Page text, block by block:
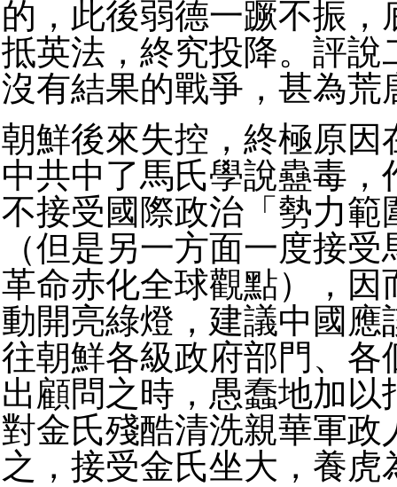
的，此後弱德一蹶不振，
抵英法，終究投降。評說
沒有結果的戰爭，甚為荒
朝鮮後來失控，終極原因
中共中了馬氏學說蠱毒，
不接受國際政治「勢力範
（但是另一方面一度接
革命赤化全球觀點），因
動開亮綠燈，建議中國應
往朝鮮各級政府部門、各
出顧問之時，愚蠢地加以
對金氏殘酷清洗親華軍政
之，接受金氏坐大，養虎